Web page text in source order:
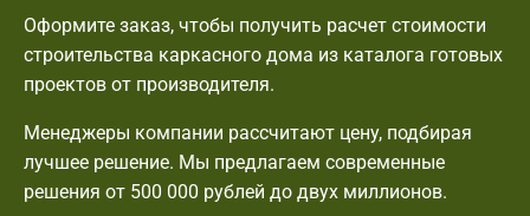
Оформите заказ, чтобы получить расчет стоимости
строительства каркасного дома из каталога готовых
проектов от производителя.
Менеджеры компании рассчитают цену, подбирая
лучшее решение. Мы предлагаем современные
решения от 500 000 рублей до двух миллионов.